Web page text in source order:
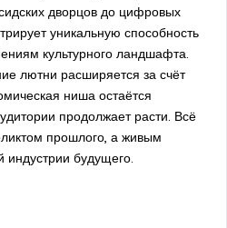
дворцов до цифровых
уникальную способность
культурного ландшафта.
лютни расширяется за счёт
ниша остаётся
продолжает расти. Всё
прошлого, а живым
будущего.